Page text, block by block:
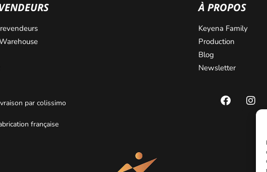
par colissimo
française
À PROPOS
Keyena Family
Production
Blog
Newsletter